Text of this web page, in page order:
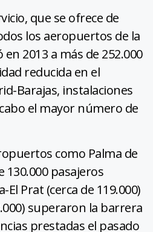
que se ofrece de
los aeropuertos de la
2013 a más de 252.000
reducida en el
Barajas, instalaciones
el mayor número de
como Palma de
130.000 pasajeros
Prat (cerca de 119.000)
superaron la barrera
prestadas el pasado